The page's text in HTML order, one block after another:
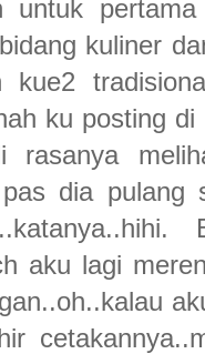
untuk
kuliner
kue2
ku posting
rasanya
dia pulang
aku lagi